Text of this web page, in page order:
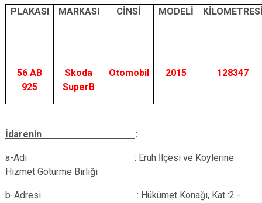
PLAKASI MARKASI CİNSİ MODELİ
56 AB
925
Skoda
SuperB
Otomobil 2015 128347
İdarenin :
a-Adı : Eruh İlçesi ve Köylerine
Hizmet Götürme Birliği
b-Adresi : Hükümet Konağı, Kat :2 -